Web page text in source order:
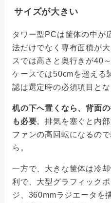
サイズが大きい
タワー型PCは筐体の中が
法だけでなく専有面積が
スでは高さと奥行きが40
ケースでは50cmを超える
認は選定時の必須項目とな
机の下へ置くなら、背面
も必要。排気を塞ぐと内
ファンの高回転になるの
ら。
一方で、大きな筐体は冷
利で、大型グラフィック
ジ、360mmラジエータを